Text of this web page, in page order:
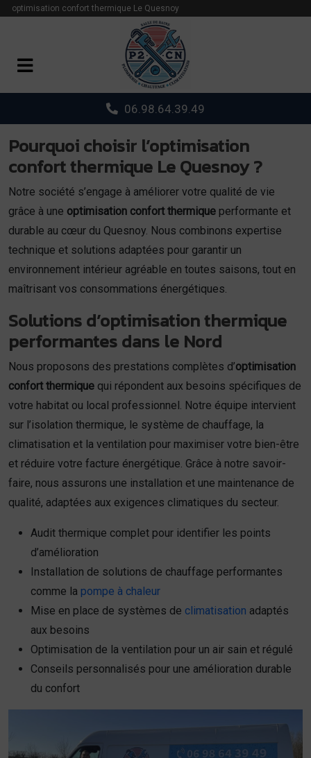
optimisation confort thermique Le Quesnoy
06.98.64.39.49
Pourquoi choisir l’optimisation
confort thermique Le Quesnoy ?
Notre société s’engage à améliorer votre qualité de vie
grâce à une optimisation confort thermique performante et
durable au cœur du Quesnoy. Nous combinons expertise
technique et solutions adaptées pour garantir un
environnement intérieur agréable en toutes saisons, tout en
maîtrisant vos consommations énergétiques.
Solutions d’optimisation thermique
performantes dans le Nord
Nous proposons des prestations complètes d’optimisation
confort thermique qui répondent aux besoins spécifiques de
votre habitat ou local professionnel. Notre équipe intervient
sur l’isolation thermique, le système de chauffage, la
climatisation et la ventilation pour maximiser votre bien-être
et réduire votre facture énergétique. Grâce à notre savoir-
faire, nous assurons une installation et une maintenance de
qualité, adaptées aux exigences climatiques du secteur.
Audit thermique complet pour identifier les points
d’amélioration
Installation de solutions de chauffage performantes
comme la pompe à chaleur
Mise en place de systèmes de climatisation adaptés
aux besoins
Optimisation de la ventilation pour un air sain et régulé
Conseils personnalisés pour une amélioration durable
du confort
Panneau de gestion des cookies